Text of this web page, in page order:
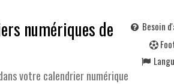
numériques de
votre calendrier numérique
Besoin
F